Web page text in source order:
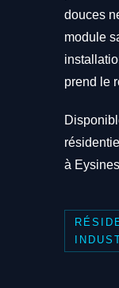
douces
module
prend le
à